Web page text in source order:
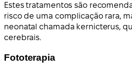
Estes tratamentos são
risco de uma complicação rara,
neonatal chamada kernicterus,
cerebrais.
Fototerapia